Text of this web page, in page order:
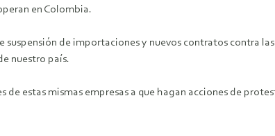
en Colombia.
suspensión de importaciones y nuevos contratos contra
nuestro país.
de estas mismas empresas a que hagan acciones de